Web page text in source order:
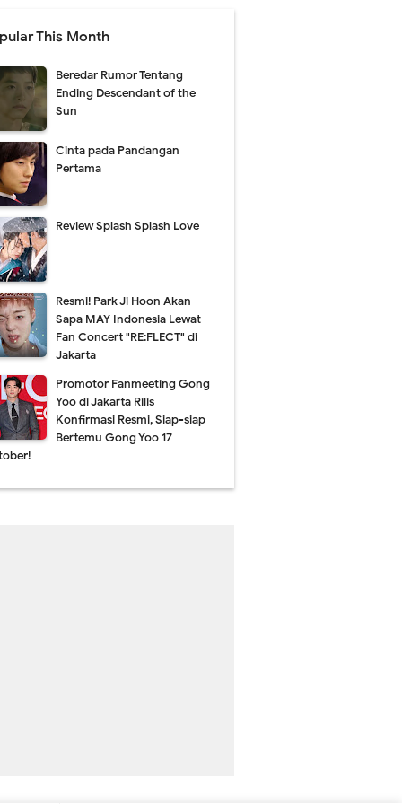
This Month
Beredar Rumor Tentang
Ending Descendant of the
Sun
Cinta pada Pandangan
Pertama
Review Splash Splash Love
Resmi! Park Ji Hoon Akan
Sapa MAY Indonesia Lewat
Fan Concert "RE:FLECT" di
Jakarta
Promotor Fanmeeting Gong
Yoo di Jakarta Rilis
Konfirmasi Resmi, Siap-siap
Bertemu Gong Yoo 17